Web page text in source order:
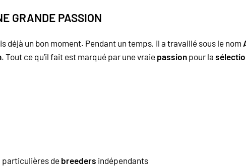
GRANDE PASSION
déjà un bon moment. Pendant un temps, il a travaillé sous le nom
. Tout ce qu’il fait est marqué par une vraie passion pour la
particulières de breeders indépendants